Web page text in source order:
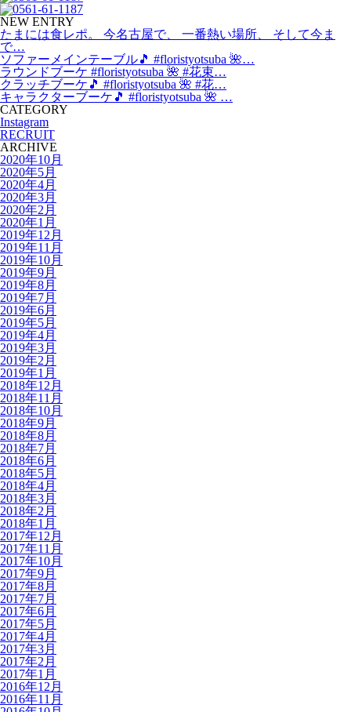
NEW ENTRY
たまには食レポ。 今名古屋で、 一番熱い場所、 そして今ま
で…
ソファーメインテーブル🎵 #floristyotsuba 🌺…
ラウンドブーケ #floristyotsuba 🌺 #花束…
クラッチブーケ🎵 #floristyotsuba 🌺 #花…
キャラクターブーケ🎵 #floristyotsuba 🌺 …
CATEGORY
Instagram
RECRUIT
ARCHIVE
2020年10月
2020年5月
2020年4月
2020年3月
2020年2月
2020年1月
2019年12月
2019年11月
2019年10月
2019年9月
2019年8月
2019年7月
2019年6月
2019年5月
2019年4月
2019年3月
2019年2月
2019年1月
2018年12月
2018年11月
2018年10月
2018年9月
2018年8月
2018年7月
2018年6月
2018年5月
2018年4月
2018年3月
2018年2月
2018年1月
2017年12月
2017年11月
2017年10月
2017年9月
2017年8月
2017年7月
2017年6月
2017年5月
2017年4月
2017年3月
2017年2月
2017年1月
2016年12月
2016年11月